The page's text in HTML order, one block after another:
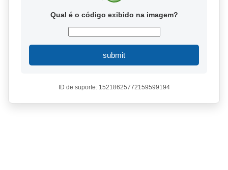
Qual é o código exibido na imagem?
submit
ID de suporte: 15218625772159599194